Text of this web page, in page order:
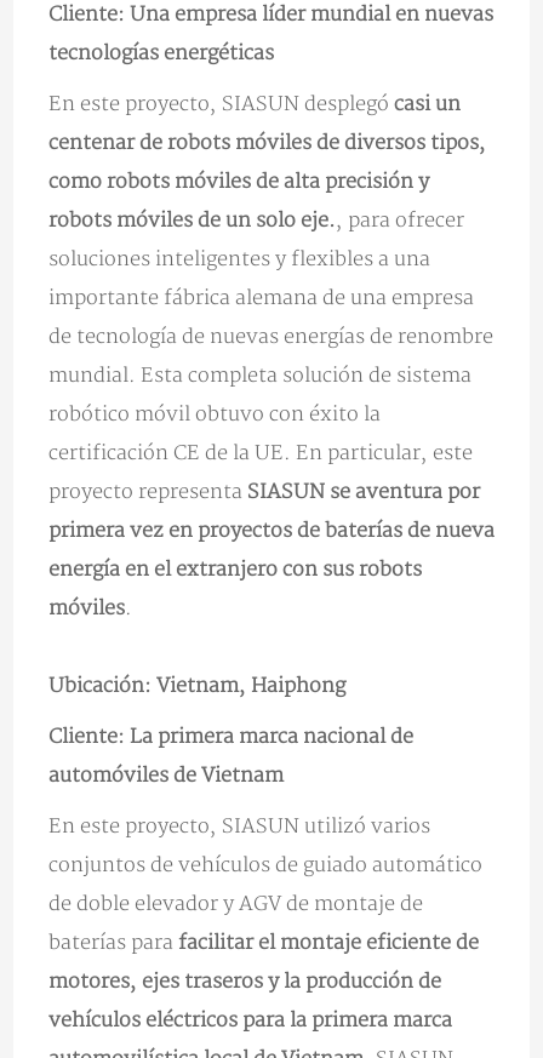
Cliente: Una empresa líder mundial en nuevas
tecnologías energéticas
En este proyecto, SIASUN desplegó casi un
centenar de robots móviles de diversos tipos,
como robots móviles de alta precisión y
robots móviles de un solo eje., para ofrecer
soluciones inteligentes y flexibles a una
importante fábrica alemana de una empresa
de tecnología de nuevas energías de renombre
mundial. Esta completa solución de sistema
robótico móvil obtuvo con éxito la
certificación CE de la UE. En particular, este
proyecto representa SIASUN se aventura por
primera vez en proyectos de baterías de nueva
energía en el extranjero con sus robots
móviles.
Ubicación: Vietnam, Haiphong
Cliente: La primera marca nacional de
automóviles de Vietnam
En este proyecto, SIASUN utilizó varios
conjuntos de vehículos de guiado automático
de doble elevador y AGV de montaje de
baterías para facilitar el montaje eficiente de
motores, ejes traseros y la producción de
vehículos eléctricos para la primera marca